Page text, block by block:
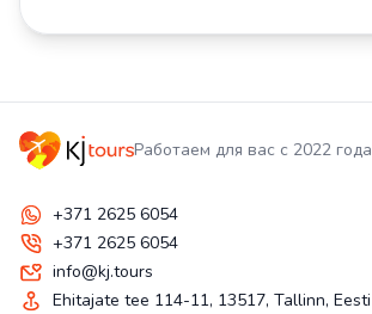
Работаем для вас с 2022 года
+371 2625 6054
+371 2625 6054
info@kj.tours
Ehitajate tee 114-11, 13517, Tallinn, Eesti